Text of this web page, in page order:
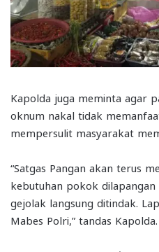
Kapolda juga meminta agar
oknum nakal tidak
mempersulit masyarakat
“Satgas Pangan akan terus
kebutuhan pokok dilapangan
gejolak langsung ditindak.
Mabes Polri,” tandas Kapolda.